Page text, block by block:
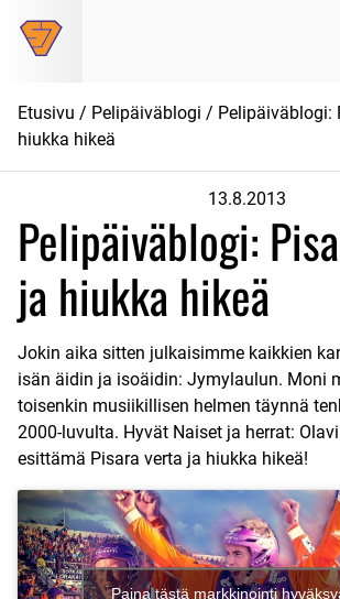
suoraan
Etusivu / Pelipäiväblogi / Pelipäiväblogi:
hiukka hikeä
13.8.2013
Pelipäiväblogi:
ja hiukka hikeä
Jokin aika sitten julkaisimme kaikkien
isän äidin ja isoäidin: Jymylaulun. Moni
toisenkin musiikillisen helmen täynnä
2000-luvulta. Hyvät Naiset ja herrat:
esittämä Pisara verta ja hiukka hikeä!
Paina tästä markkinointi